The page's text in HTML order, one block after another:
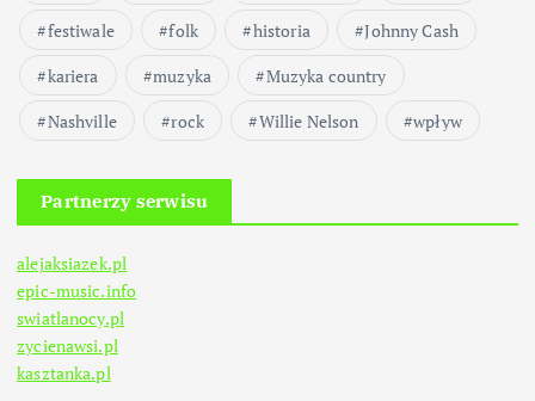
festiwale
folk historia
Johnny Cash
kariera
muzyka
Muzyka country
Nashville
rock Willie Nelson wpływ
Partnerzy serwisu
alejaksiazek.pl
epic-music.info
swiatlanocy.pl
zycienawsi.pl
kasztanka.pl